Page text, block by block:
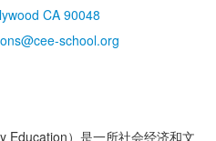
CA 90048
school.org
Education）是一所社会经济和文